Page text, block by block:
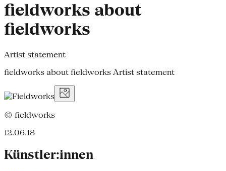
fieldworks about
fieldworks
Artist statement
fieldworks about fieldworks Artist statement
© fieldworks
12.06.18
Künstler:innen